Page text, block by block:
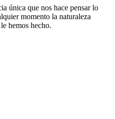
única que nos hace pensar lo
momento la naturaleza
hemos hecho.